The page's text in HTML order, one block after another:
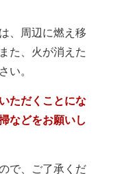
、周辺に燃え移
た、火が消えた
い。
ただくことにな
などをお願いし
で、ご了承くだ